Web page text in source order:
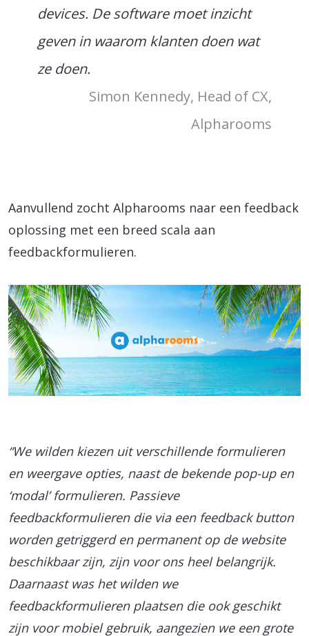
devices. De software moet inzicht
geven in waarom klanten doen wat
ze doen.
Simon Kennedy, Head of CX,
Alpharooms
Aanvullend zocht Alpharooms naar een feedback
oplossing met een breed scala aan
feedbackformulieren.
“We wilden kiezen uit verschillende formulieren
en weergave opties, naast de bekende pop-up en
‘modal’ formulieren. Passieve
feedbackformulieren die via een feedback button
worden getriggerd en permanent op de website
beschikbaar zijn, zijn voor ons heel belangrijk.
Daarnaast was het wilden we
feedbackformulieren plaatsen die ook geschikt
zijn voor mobiel gebruik, aangezien we een grote